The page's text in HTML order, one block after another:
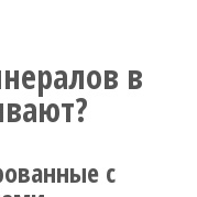
в
с